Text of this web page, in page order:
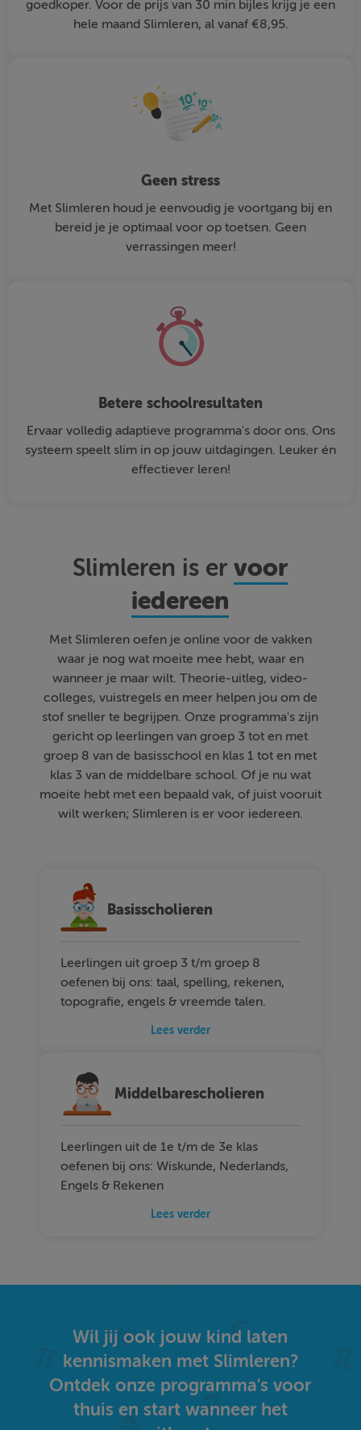
goedkoper. Voor de prijs van 30 min bijles krijg je een
hele maand Slimleren, al vanaf €8,95.
Geen stress
Met Slimleren houd je eenvoudig je voortgang bij en
bereid je je optimaal voor op toetsen. Geen
verrassingen meer!
Betere schoolresultaten
Ervaar volledig adaptieve programma's door ons. Ons
systeem speelt slim in op jouw uitdagingen. Leuker én
effectiever leren!
Slimleren is ervoor
iedereen
Met Slimleren oefen je online voor de vakken
waar je nog wat moeite mee hebt, waar en
wanneer je maar wilt. Theorie-uitleg, video-
colleges, vuistregels en meer helpen jou om de
stof sneller te begrijpen. Onze programma's zijn
gericht op leerlingen van groep 3 tot en met
groep 8 van de basisschool en klas 1 tot en met
klas 3 van de middelbare school. Of je nu wat
moeite hebt met een bepaald vak, of juist vooruit
wilt werken; Slimleren is er voor iedereen.
Basisscholieren
Leerlingen uit groep 3 t/m groep 8
oefenen bij ons: taal, spelling, rekenen,
topografie, engels & vreemde talen.
Lees verder
Middelbarescholieren
Leerlingen uit de 1e t/m de 3e klas
oefenen bij ons: Wiskunde, Nederlands,
Engels & Rekenen
Lees verder
Wil jij ook jouw kind laten
kennismaken met Slimleren?
Ontdek onze programma's voor
thuis en start wanneer het